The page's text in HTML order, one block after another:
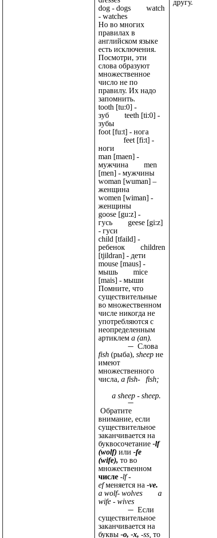
dog - dogs watch
- watches
Но во многих
правилах в
английском языке
есть исключения.
Посмотри, эти
слова образуют
множественное
число не по
правилу. Их надо
запомнить.
tooth [tu:0] -
зуб teeth [ti:0] -
зубы
foot [fu:t] - нога
feet [fi:t] -
ноги
man [maen] -
мужчина men
[men] - мужчины
woman [wuman] –
женщина
women [wiman] -
женщины
goose [gu:z] -
гусь geese [gi:z]
- гуси
child [tfaild] -
ребенок children
[tjildran] - дети
mouse [maus] -
мышь mice
[mais] - мыши
Помните, что
существительные
во множественном
числе никогда не
употребляются с
неопределенным
артиклема (ап).
Слова
fish (рыба),sheep не
имеют
множественного
числа,a fish-
fish;
a sheep - sheep.
Обратите
внимание, если
существительное
заканчивается на
буквосочетание-lf
(wolf) или-fe
(wife), то во
множественном
числе-lf -
efменяется на-ve.
a wolf- wolves a
wife - wives
Если
существительное
заканчивается на
буквы-о, -х,-ss,то
другу.